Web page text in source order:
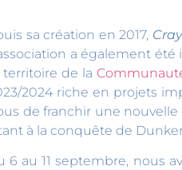
sa création en 2017,
a également
territoire de la
2024 riche en projets
de franchir une
à la conquête de
6 au 11 septembre, nous